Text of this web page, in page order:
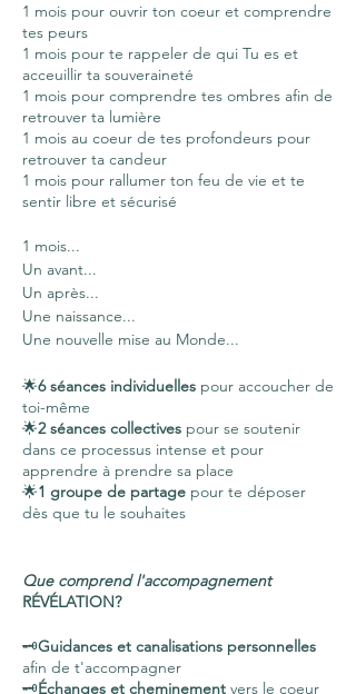
1 mois pour ouvrir ton coeur et comprendre
tes peurs
1 mois pour te rappeler de qui Tu es et
acceuillir ta souveraineté
1 mois pour comprendre tes ombres afin de
retrouver ta lumière
1 mois au coeur de tes profondeurs pour
retrouver ta candeur
1 mois pour rallumer ton feu de vie et te
sentir libre et sécurisé
1 mois...
Un avant...
Un après...
Une naissance...
Une nouvelle mise au Monde...
🌟6 séances individuelles pour accoucher de
toi-même
🌟2 séances collectives pour se soutenir
dans ce processus intense et pour
apprendre à prendre sa place
🌟1 groupe de partage pour te déposer
dès que tu le souhaites
Que comprend l'accompagnement
RÉVÉLATION?
🗝Guidances et canalisations personnelles
afin de t'accompagner
🗝Échanges et cheminement vers le coeur